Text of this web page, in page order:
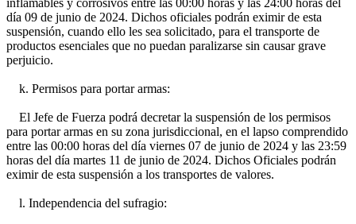
inflamables y corrosivos entre las 00:00 horas y las 24:00 horas del
día 09 de junio de 2024. Dichos oficiales podrán eximir de esta
suspensión, cuando ello les sea solicitado, para el transporte de
productos esenciales que no puedan paralizarse sin causar grave
perjuicio.
k. Permisos para portar armas:
El Jefe de Fuerza podrá decretar la suspensión de los permisos
para portar armas en su zona jurisdiccional, en el lapso comprendido
entre las 00:00 horas del día viernes 07 de junio de 2024 y las 23:59
horas del día martes 11 de junio de 2024. Dichos Oficiales podrán
eximir de esta suspensión a los transportes de valores.
l. Independencia del sufragio: